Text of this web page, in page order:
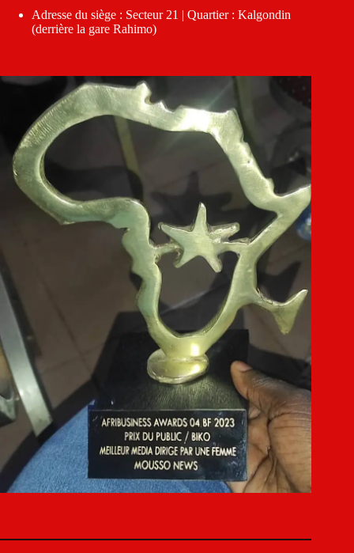
Adresse du siège : Secteur 21 | Quartier : Kalgondin
(derrière la gare Rahimo)